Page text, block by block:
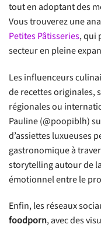
tout en adoptant des
Vous trouverez une
Petites Pâtisseries, qui
secteur en pleine
Les influenceurs
de recettes originales,
régionales ou
Pauline (@poopiblh)
d’assiettes luxueuses
gastronomique à
storytelling autour de
émotionnel entre le
Enfin, les réseaux
foodporn, avec des